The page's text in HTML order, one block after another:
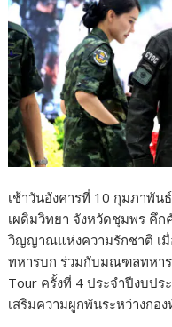
เช้าวันอังคารที่ 10 กุมภาพัน
เผดิมวิทยา จังหวัดชุมพร คึก
วิญญาณแห่งความรักชาติ เมื่
ทหารบก ร่วมกับมณฑลทหาร
Tour ครั้งที่ 4 ประจำปีงบปร
เสริมความผูกพันระหว่างกอ